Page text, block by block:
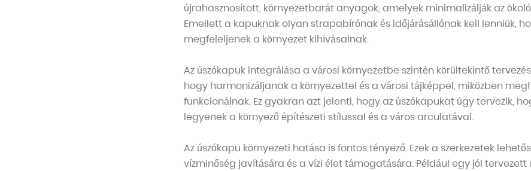
újrahasznosított, környezetbarát anyagok, amelyek minimalizálják az
Emellett a kapuknak olyan strapabírónak és időjárásállónak kell lenniük,
megfeleljenek a környezet kihívásainak.
Az úszókapuk integrálása a városi környezetbe szintén körültekintő
hogy harmonizáljanak a környezettel és a városi tájképpel, miközben
funkcionálnak. Ez gyakran azt jelenti, hogy az úszókapukat úgy tervezik,
legyenek a környező építészeti stílussal és a város arculatával.
Az úszókapu környezeti hatása is fontos tényező. Ezek a szerkezetek
vízminőség javítására és a vízi élet támogatására. Például egy jól tervezett